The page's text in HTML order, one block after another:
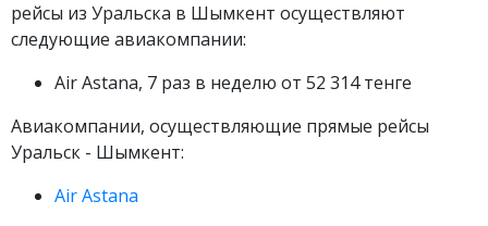
рейсы из Уральска в Шымкент осуществляют
следующие авиакомпании:
Air Astana, 7 раз в неделю от 52 314 тенге
Авиакомпании, осуществляющие прямые рейсы
Уральск - Шымкент:
Air Astana